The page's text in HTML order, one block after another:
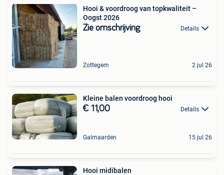
Hooi & voordroog van topkwaliteit –
Oogst 2026
Zie omschrijving Details
Zottegem 2 jul 26
Kleine balen voordroog hooi
€ 11,00 Details
Galmaarden 15 jul 26
Hooi midibalen